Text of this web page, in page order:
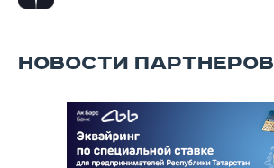
НОВОСТИ ПАРТНЕРОВ